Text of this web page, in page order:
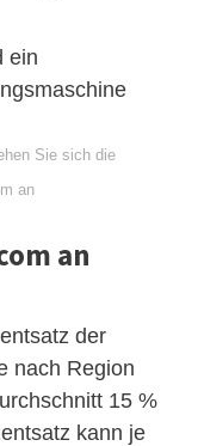
ein
Sie sich die
an
an
der
nach Region
15 %
kann je